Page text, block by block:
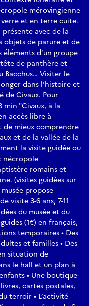
mérovingienne
verre et en terre cuite.
avec de la
objets de parure et de
d’un groupe
de panthère et
Bacchus… Visiter le
dans l’histoire et
de Civaux. Pour
"Civaux, à la
accès libre à
de mieux comprendre
et de la vallée de la
la visite guidée ou
nécropole
romains et
(visites guidées sur
propose
visite 3-6 ans, 7-11
du musée et du
(1€) en français,
temporaires • Des
et familles • Des
situation de
le hall et un plan à
• Une boutique-
cartes postales,
terroir • L’activité